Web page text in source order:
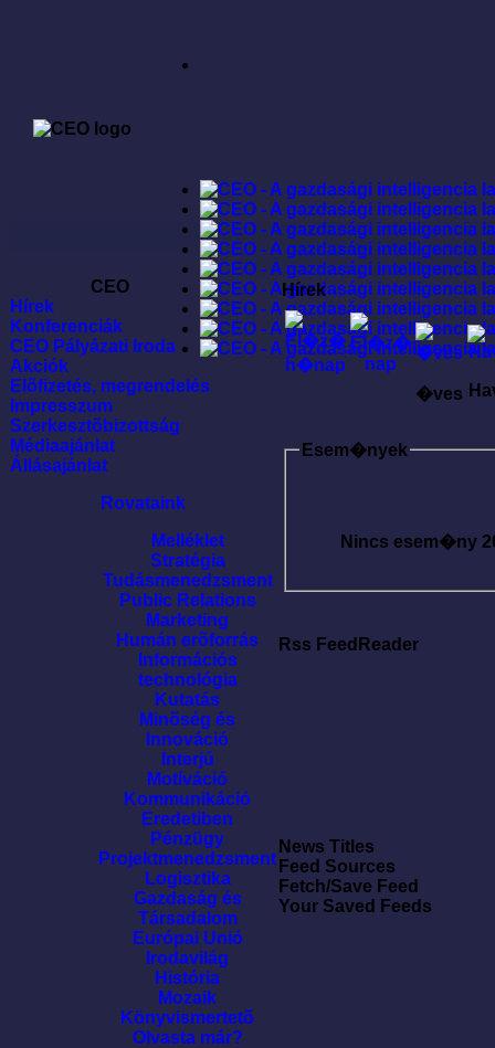
CEO
Hírek
Konferenciák
CEO Pályázati Iroda
Akciók
Elõfizetés, megrendelés
Impresszum
Szerkesztõbizottság
Médiaajánlat
Állásajánlat
Rovataink
Melléklet
Stratégia
Tudásmenedzsment
Public Relations
Marketing
Humán erõforrás
Információs
technológia
Kutatás
Minõség és
Innováció
Interjú
Motíváció
Kommunikáció
Eredetiben
Pénzügy
Projektmenedzsment
Logisztika
Gazdaság és
Társadalom
Európai Unió
Irodavilág
História
Mozaik
Könyvismertetõ
Olvasta már?
Hírek
�ves
Esem�nyek
Nincs esem�ny
Rss FeedReader
News Titles
Feed Sources
Fetch/Save Feed
Your Saved Feeds